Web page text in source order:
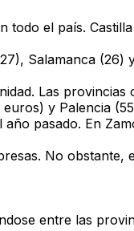
todo el país.
, Salamanca (26)
Las
euros) y Palencia
año pasado. En
. No obstante,
entre las